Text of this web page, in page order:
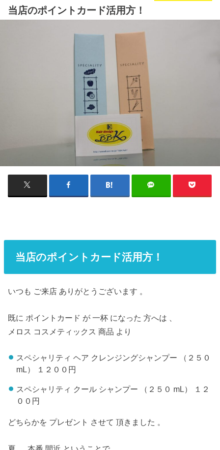
当店のポイントカード活用方！
当店のポイントカード活用方！
いつも ご来店 ありがとうございます 。
既に ポイントカード が 一杯 になった 方へは 、
メロス コスメティックス 商品 より
スペシャリティ ヘア クレンジングシャンプー （２５０
mL） １２００円
スペシャリティ クール シャンプー （２５０ mL） １２
００円
どちらかを プレゼント させて 頂きました 。